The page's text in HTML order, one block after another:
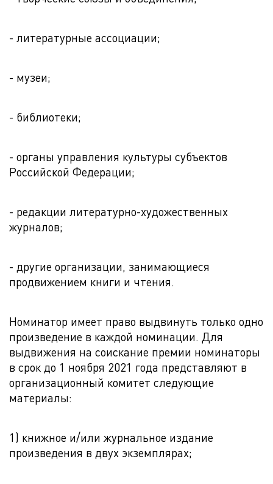
- литературные ассоциации;
- музеи;
- библиотеки;
- органы управления культуры субъектов
Российской Федерации;
- редакции литературно-художественных
журналов;
- другие организации, занимающиеся
продвижением книги и чтения.
Номинатор имеет право выдвинуть только одно
произведение в каждой номинации. Для
выдвижения на соискание премии номинаторы
в срок до 1 ноября 2021 года представляют в
организационный комитет следующие
материалы:
1) книжное и/или журнальное издание
произведения в двух экземплярах;